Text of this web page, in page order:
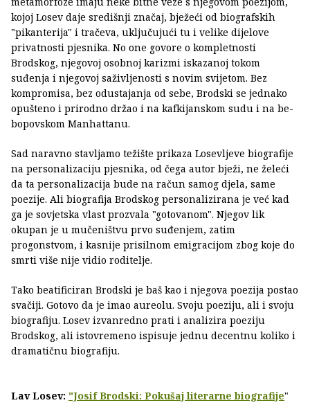
kojoj Losev daje središnji značaj, bježeći od biografskih
"pikanterija" i tračeva, uključujući tu i velike dijelove
privatnosti pjesnika. No one govore o kompletnosti
Brodskog, njegovoj osobnoj karizmi iskazanoj tokom
suđenja i njegovoj saživljenosti s novim svijetom. Bez
kompromisa, bez odustajanja od sebe, Brodski se jednako
opušteno i prirodno držao i na kafkijanskom sudu i na be-
bopovskom Manhattanu.
Sad naravno stavljamo težište prikaza Losevljeve biografije
na personalizaciju pjesnika, od čega autor bježi, ne želeći
da ta personalizacija bude na račun samog djela, same
poezije. Ali biografija Brodskog personalizirana je već kad
ga je sovjetska vlast prozvala "gotovanom". Njegov lik
okupan je u mučeništvu prvo suđenjem, zatim
progonstvom, i kasnije prisilnom emigracijom zbog koje do
smrti više nije vidio roditelje.
Tako beatificiran Brodski je baš kao i njegova poezija postao
svačiji. Gotovo da je imao aureolu. Svoju poeziju, ali i svoju
biografiju. Losev izvanredno prati i analizira poeziju
Brodskog, ali istovremeno ispisuje jednu decentnu koliko i
dramatičnu biografiju.
Lav Losev: "Josif Brodski: Pokušaj literarne biografije"